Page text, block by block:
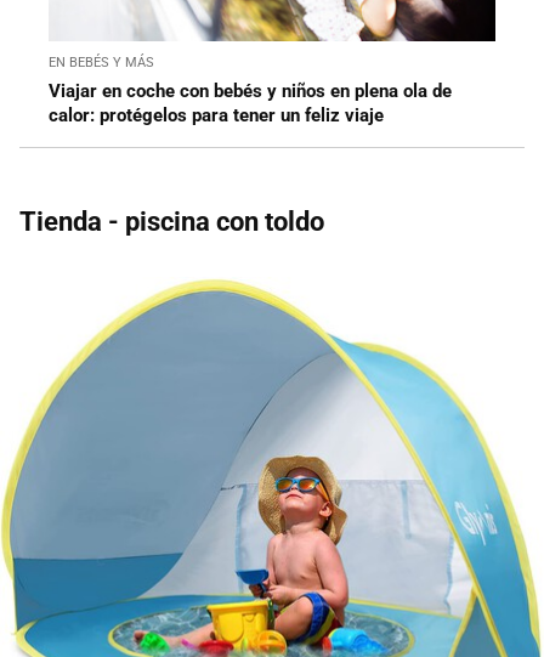
EN BEBÉS Y MÁS
Viajar en coche con bebés y niños en plena ola de
calor: protégelos para tener un feliz viaje
Tienda - piscina con toldo